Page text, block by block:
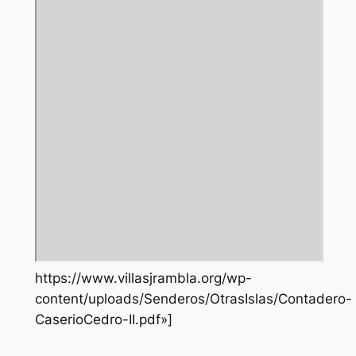
https://www.villasjrambla.org/wp-
content/uploads/Senderos/OtrasIslas/Contadero-
CaserioCedro-II.pdf»]